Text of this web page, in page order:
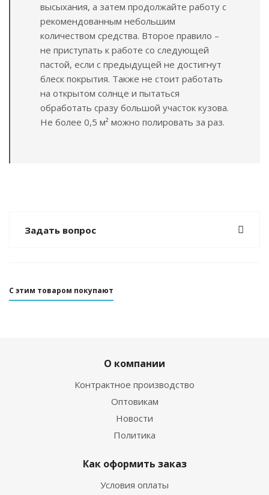
высыхания, а затем продолжайте работу с
рекомендованным небольшим
количеством средства. Второе правило –
не приступать к работе со следующей
пастой, если с предыдущей не достигнут
блеск покрытия. Также не стоит работать
на открытом солнце и пытаться
обработать сразу большой участок кузова.
Не более 0,5 м² можно полировать за раз.
Задать вопрос
С этим товаром покупают
О компании
Контрактное производство
Оптовикам
Новости
Политика
Как оформить заказ
Условия оплаты